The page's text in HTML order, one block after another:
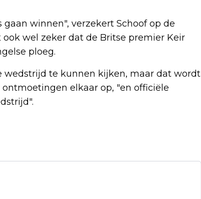
winnen", verzekert Schoof op de
wel zeker dat de Britse premier Keir
ploeg.
wedstrijd te kunnen kijken, maar dat wordt
elkaar op, "en officiële
VERKOOPT SLIMME RING